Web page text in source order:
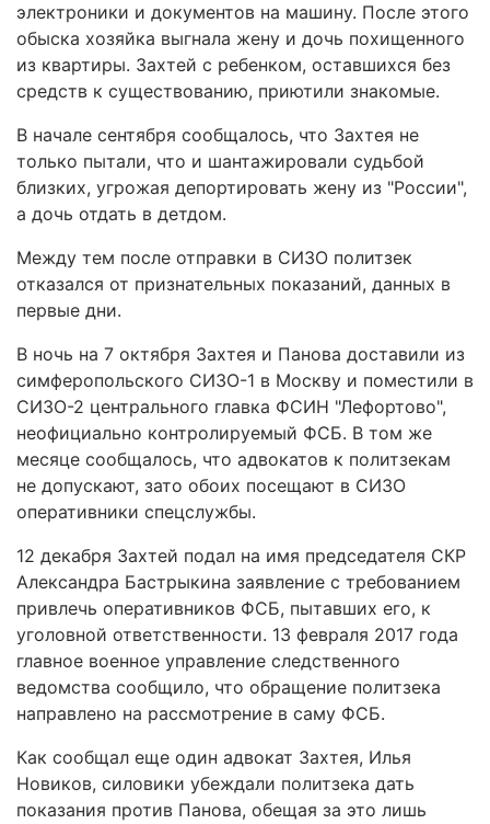
электроники и документов на машину. После этого
обыска хозяйка выгнала жену и дочь похищенного
из квартиры. Захтей с ребенком, оставшихся без
средств к существованию, приютили знакомые.
В начале сентября сообщалось, что Захтея не
только пытали, что и шантажировали судьбой
близких, угрожая депортировать жену из "России",
а дочь отдать в детдом.
Между тем после отправки в СИЗО политзек
отказался от признательных показаний, данных в
первые дни.
В ночь на 7 октября Захтея и Панова доставили из
симферопольского СИЗО-1 в Москву и поместили в
СИЗО-2 центрального главка ФСИН "Лефортово",
неофициально контролируемый ФСБ. В том же
месяце сообщалось, что адвокатов к политзекам
не допускают, зато обоих посещают в СИЗО
оперативники спецслужбы.
12 декабря Захтей подал на имя председателя СКР
Александра Бастрыкина заявление с требованием
привлечь оперативников ФСБ, пытавших его, к
уголовной ответственности. 13 февраля 2017 года
главное военное управление следственного
ведомства сообщило, что обращение политзека
направлено на рассмотрение в саму ФСБ.
Как сообщал еще один адвокат Захтея, Илья
Новиков, силовики убеждали политзека дать
показания против Панова, обещая за это лишь